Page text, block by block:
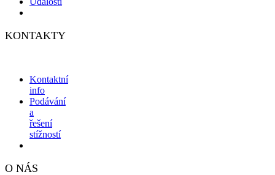
KONTAKTY
Kontaktní
info
Podávání
a
řešení
stížností
O NÁS